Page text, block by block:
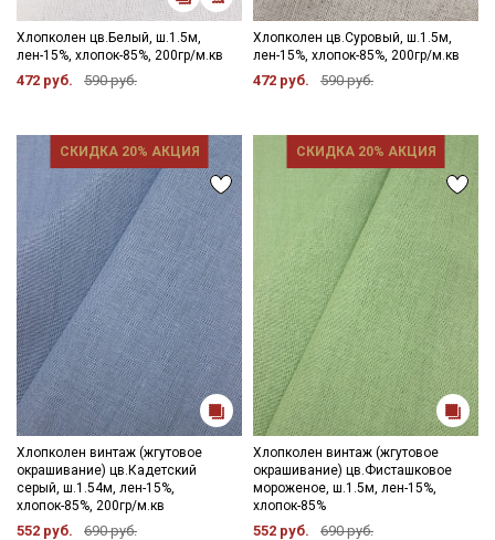
Хлопколен цв.Белый, ш.1.5м,
лен-15%, хлопок-85%, 200гр/м.кв
472 руб. 590 руб.
Хлопколен цв.Суровый, ш.1.5м,
лен-15%, хлопок-85%, 200гр/м.кв
472 руб. 590 руб.
СКИДКА 20% АКЦИЯ
Хлопколен винтаж (жгутовое
окрашивание) цв.Кадетский
серый, ш.1.54м, лен-15%,
хлопок-85%, 200гр/м.кв
552 руб. 690 руб.
СКИДКА 20% АКЦИЯ
Хлопколен винтаж (жгутовое
окрашивание) цв.Фисташковое
мороженое, ш.1.5м, лен-15%,
хлопок-85%
552 руб. 690 руб.